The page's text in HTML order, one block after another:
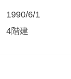
1990/6/1
4階建